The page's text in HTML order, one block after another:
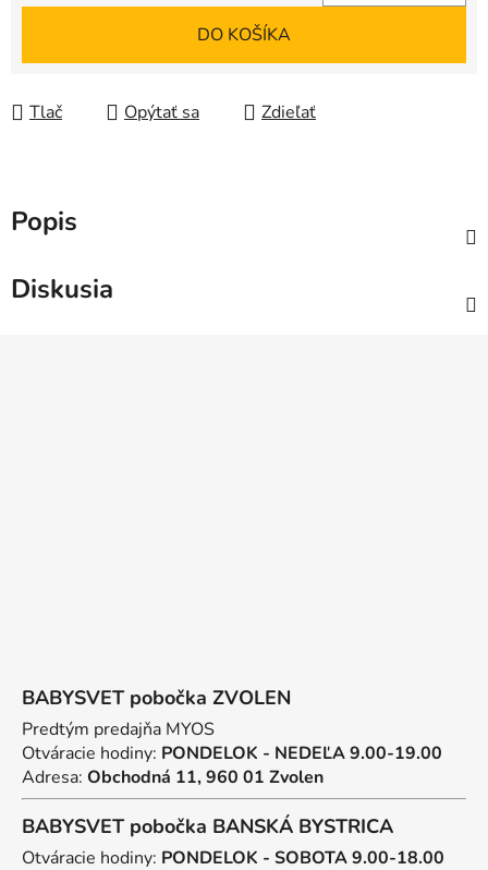
Jednotková cena:
DO KOŠÍKA
Tlač Opýtať sa Zdieľať
Popis
Diskusia
BABYSVET pobočka ZVOLEN
Predtým predajňa MYOS
Otváracie hodiny: PONDELOK - NEDEĽA 9.00-19.00
Adresa: Obchodná 11, 960 01 Zvolen
BABYSVET pobočka BANSKÁ BYSTRICA
Otváracie hodiny: PONDELOK - SOBOTA 9.00-18.00